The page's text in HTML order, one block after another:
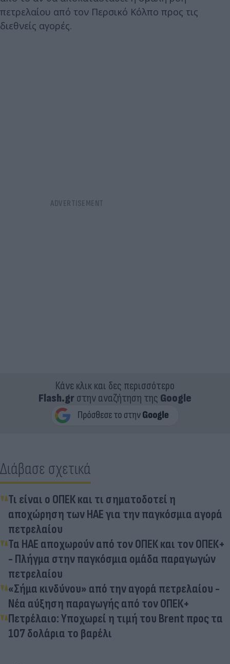
πετρελαίου από τον Περσικό Κόλπο προς τις
διεθνείς αγορές.
Κάνε κλικ και δες περισσότερο
Flash.grστην αναζήτηση της Google
Διάβασε σχετικά
Τι είναι ο ΟΠΕΚ και τι σηματοδοτεί η
αποχώρηση των ΗΑΕ για την παγκόσμια αγορά
πετρελαίου
Τα ΗΑΕ αποχωρούν από τον ΟΠΕΚ και τον ΟΠΕΚ+
- Πλήγμα στην παγκόσμια ομάδα παραγωγών
πετρελαίου
«Σήμα κινδύνου» από την αγορά πετρελαίου -
Νέα αύξηση παραγωγής από τον ΟΠΕΚ+
Πετρέλαιο: Υποχωρεί η τιμή του Brent προς τα
107 δολάρια το βαρέλι